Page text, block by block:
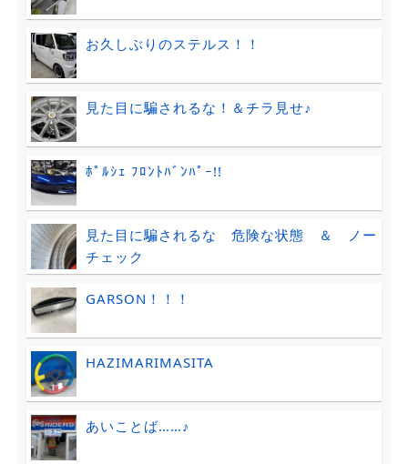
お久しぶりのステルス！！
見た目に騙されるな！＆チラ見せ♪
ﾎﾟﾙｼｪ ﾌﾛﾝﾄﾊﾞﾝﾊﾟｰ!!
見た目に騙されるな 危険な状態 ＆ ノー
チェック
GARSON！！！
HAZIMARIMASITA
あいことば……♪